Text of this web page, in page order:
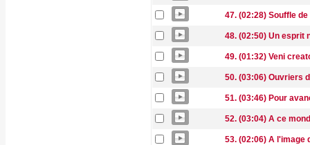
47. (02:28) Souffle de
48. (02:50) Un esprit
49. (01:32) Veni
50. (03:06) Ouvriers
51. (03:46) Pour
52. (03:04) A ce
53. (02:06) A l'image